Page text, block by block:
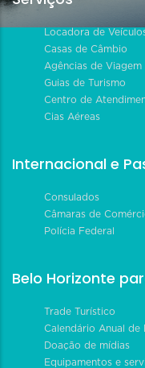
Locadora de
Casas de Câmbio
Agências de Viagem
Guias de Turismo
Centro de
Cias Aéreas
Internacional e
Consulados
Câmaras de
Polícia Federal
Belo Horizonte
Trade Turístico
Calendário Anual de
Doação de mídias
Equipamentos e